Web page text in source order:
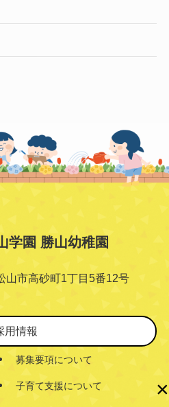
学園 勝山幼稚園
山市高砂町1丁目5番12号
用情報
募集要項について
子育て支援について ×